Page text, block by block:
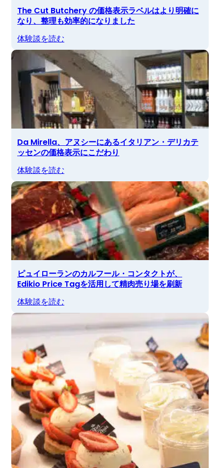
The Cut Butchery の価格表示ラベルはより明確に
なり、整理も効率的になりました
体験談を読む
Da Mirella、アヌシーにあるイタリアン・デリカテ
ッセンの価格表示にこだわり
体験談を読む
ピュイローランのカルフール・コンタクトが、
Edikio Price Tagを活用して精肉売り場を刷新
体験談を読む